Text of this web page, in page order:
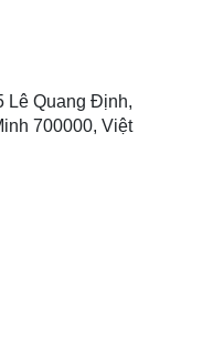
Lê Quang Định,
700000, Việt